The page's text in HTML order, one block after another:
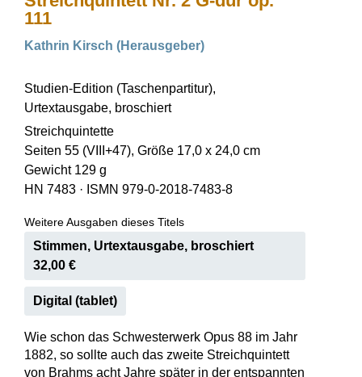
111
Kathrin Kirsch (Herausgeber)
Studien-Edition (Taschenpartitur),
Urtextausgabe, broschiert
Streichquintette
Seiten 55 (VIII+47), Größe 17,0 x 24,0 cm
Gewicht 129 g
HN 7483 · ISMN 979-0-2018-7483-8
Weitere Ausgaben dieses Titels
Stimmen, Urtextausgabe, broschiert
32,00 €
Digital (tablet)
Wie schon das Schwesterwerk Opus 88 im Jahr
1882, so sollte auch das zweite Streichquintett
von Brahms acht Jahre später in der entspannten